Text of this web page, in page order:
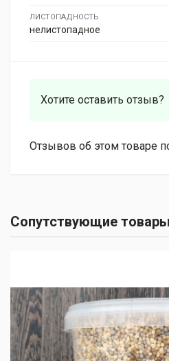
ЛИСТОПАДНОСТЬ
нелистопадное
Хотите оставить отзыв?
Отзывов об этом товаре
Сопутствующие товары